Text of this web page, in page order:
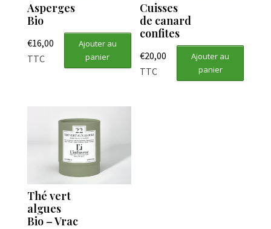
Asperges
Bio
€16,00
TTC
Ajouter au
panier
Cuisses
de canard
confites
€20,00
TTC
Ajouter au
panier
Thé vert
algues
Bio – Vrac